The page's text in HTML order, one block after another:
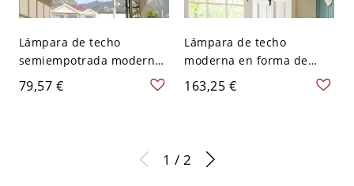
Lámpara de techo
semiempotrada moderna
de linterna blanca con
pantalla de vidrio
79,57 €
Lámpara de techo
moderna en forma de
estrella con acabado
dorado y pantalla de
120 V
163,25 €
1 / 2